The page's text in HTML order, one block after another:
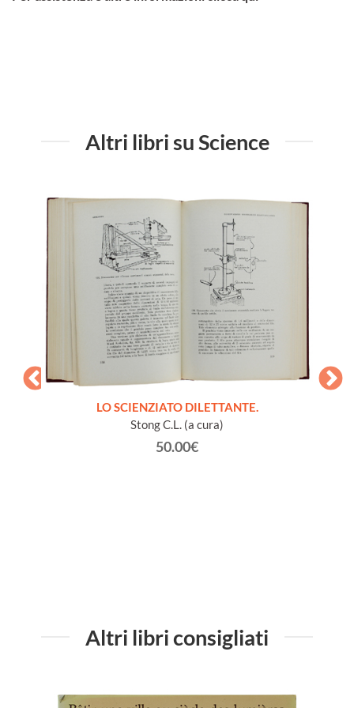
Altri libri su Science
LO SCIENZIATO DILETTANTE.
Stong C.L. (a cura)
50.00€
Altri libri consigliati